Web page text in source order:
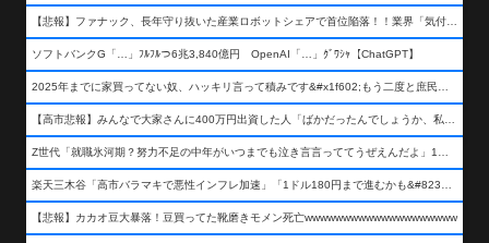
【悲報】ファナック、長年守り抜いた産業ロボットシェアで首位陥落！！業界「気付いたら一気に抜かれていた…」
ソフトバンクG「…」ﾌﾙﾌﾙつ6兆3,840億円 OpenAI「…」ｸﾞﾜｼｬ【ChatGPT】
2025年までに家買ってない奴、ハッキリ言って積みです&#x1f602;もう二度と庶民が買える値段になりません&#x1f602;&#x1f602;&#x1f602;
【高市悲報】みんなで大家さんに400万円出資した人「ばかだったんでしょうか、私は&#x1f622;」
Z世代「就職氷河期？努力不足の中年がいつまでも泣き言言っててうぜえんだよ」1万いいね
楽天三木谷「高市バラマキで悪性インフレ加速」「1ドル180円まで進むかも&#8230;もう看過できない」
【悲報】カカオ豆大暴落！豆買ってた靴磨きモメン死亡wwwwwwwwwwwwwwwwwwww